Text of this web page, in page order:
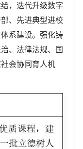
，迭代升级数字
、先进典型进校
系建设。强化铸
、法律法规、国
会协同育人机